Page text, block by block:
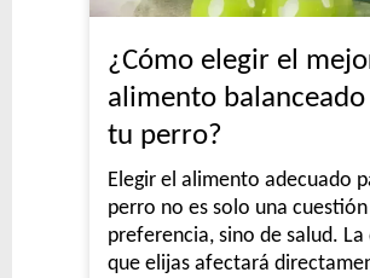
¿Cómo elegir el
alimento balanceado
tu perro?
Elegir el alimento adecuado
perro no es solo una
preferencia, sino de salud. La
que elijas afectará